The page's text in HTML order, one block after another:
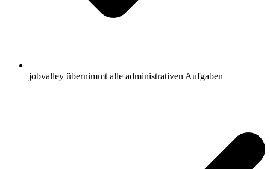
jobvalley übernimmt alle administrativen Aufgaben